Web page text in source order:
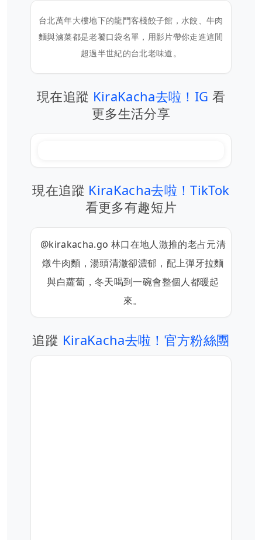
台北萬年大樓地下的龍門客棧餃子館，水餃、牛肉
麵與滷菜都是老饕口袋名單，用影片帶你走進這間
超過半世紀的台北老味道。
現在追蹤 KiraKacha去啦！IG 看
更多生活分享
現在追蹤 KiraKacha去啦！TikTok
看更多有趣短片
@kirakacha.go 林口在地人激推的老占元清
燉牛肉麵，湯頭清澈卻濃郁，配上彈牙拉麵
與白蘿蔔，冬天喝到一碗會整個人都暖起
來。
追蹤 KiraKacha去啦！官方粉絲團